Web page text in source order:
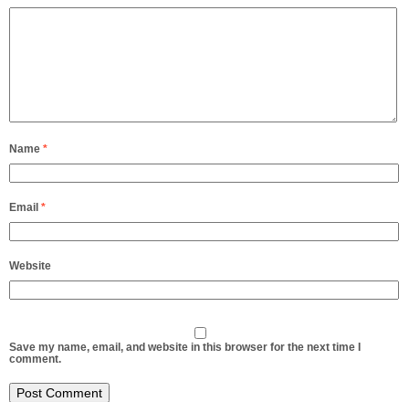
Name *
Email *
Website
Save my name, email, and website in this browser for the next time I
comment.